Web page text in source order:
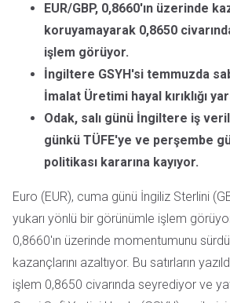
EUR/GBP, 0,8660'ın üzerinde
koruyamayarak 0,8650
işlem görüyor.
İngiltere GSYH'si temmuzda
İmalat Üretimi hayal kırıklığı
Odak, salı günü İngiltere iş
günkü TÜFE'ye ve perşembe
politikası kararına kayıyor.
Euro (EUR), cuma günü İngiliz Sterlini
yukarı yönlü bir görünümle işlem
0,8660'ın üzerinde momentumunu
kazançlarını azaltıyor. Bu satırların
işlem 0,8650 civarında seyrediyor ve